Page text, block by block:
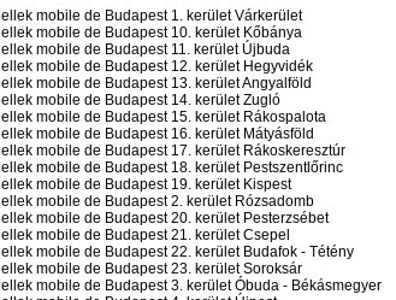
mobile de Budapest 1. kerület Várkerület
mobile de Budapest 10. kerület Kőbánya
mobile de Budapest 11. kerület Újbuda
mobile de Budapest 12. kerület Hegyvidék
mobile de Budapest 13. kerület Angyalföld
mobile de Budapest 14. kerület Zugló
mobile de Budapest 15. kerület Rákospalota
mobile de Budapest 16. kerület Mátyásföld
mobile de Budapest 17. kerület Rákoskeresztúr
mobile de Budapest 18. kerület Pestszentlőrinc
mobile de Budapest 19. kerület Kispest
mobile de Budapest 2. kerület Rózsadomb
mobile de Budapest 20. kerület Pesterzsébet
mobile de Budapest 21. kerület Csepel
mobile de Budapest 22. kerület Budafok - Tétény
mobile de Budapest 23. kerület Soroksár
mobile de Budapest 3. kerület Óbuda - Békásmegyer